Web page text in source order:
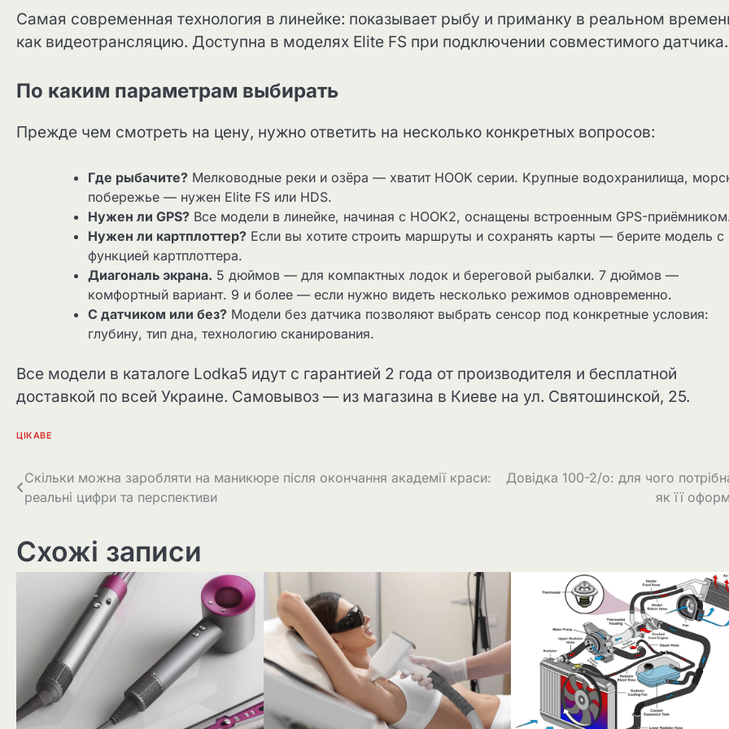
Самая современная технология в линейке: показывает рыбу и приманку в реальном
как видеотрансляцию. Доступна в моделях Elite FS при подключении совместимого датчика.
По каким параметрам выбирать
Прежде чем смотреть на цену, нужно ответить на несколько конкретных вопросов:
Где рыбачите? Мелководные реки и озёра — хватит HOOK серии. Крупные водохранилища,
побережье — нужен Elite FS или HDS.
Нужен ли GPS? Все модели в линейке, начиная с HOOK2, оснащены встроенным GPS-
Нужен ли картплоттер? Если вы хотите строить маршруты и сохранять карты — берите модель с
функцией картплоттера.
Диагональ экрана. 5 дюймов — для компактных лодок и береговой рыбалки. 7 дюймов —
комфортный вариант. 9 и более — если нужно видеть несколько режимов одновременно.
С датчиком или без? Модели без датчика позволяют выбрать сенсор под конкретные условия:
глубину, тип дна, технологию сканирования.
Все модели в каталоге Lodka5 идут с гарантией 2 года от производителя и бесплатной
доставкой по всей Украине. Самовывоз — из магазина в Киеве на ул. Святошинской, 25.
ЦІКАВЕ
Навігація
записів
Скільки можна заробляти на маникюре після окончання академії краси:
реальні цифри та перспективи
Довідка 100-2/о: для чого
як її
Схожі записи